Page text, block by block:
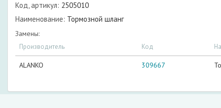
Код, артикул: 2505010
Наименование: Тормозной шланг
Замены:
Производитель Код
ALANKO 309667